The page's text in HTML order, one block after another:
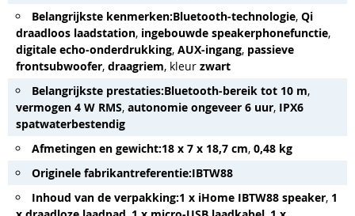
Belangrijkste kenmerken:Bluetooth-technologie, Qi
draadloos laadstation, ingebouwde speakerphonefunctie,
digitale echo-onderdrukking, AUX-ingang, passieve
frontsubwoofer, draagriem, kleur zwart
Belangrijkste prestaties:Bluetooth-bereik tot 10 m,
vermogen 4 W RMS, autonomie ongeveer 6 uur, IPX6
spatwaterbestendig
Afmetingen en gewicht:18 x 7 x 18,7 cm, 0,48 kg
Originele fabrikantreferentie:IBTW88
Inhoud van de verpakking:1 x iHome IBTW88 speaker, 1